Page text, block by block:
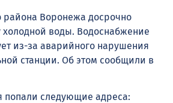
района Воронежа досрочно
холодной воды. Водоснабжение
из-за аварийного нарушения
станции. Об этом сообщили в
попали следующие адреса: